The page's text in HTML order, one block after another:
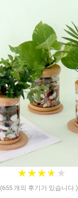
★★★★ ★
★★★★ ★
(655개의 후기가 있습니다.)